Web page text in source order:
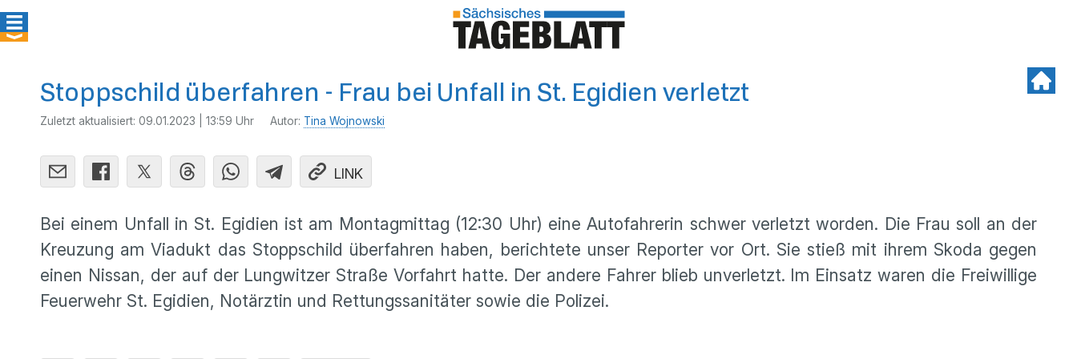
Stoppschild überfahren - Frau bei Unfall in St. Egidien verletzt
Zuletzt aktualisiert: 09.01.2023 | 13:59 Uhr Autor: Tina Wojnowski
LINK
Bei einem Unfall in St. Egidien ist am Montagmittag (12:30 Uhr) eine Autofahrerin schwer verletzt worden. Die Frau soll an der
Kreuzung am Viadukt das Stoppschild überfahren haben, berichtete unser Reporter vor Ort. Sie stieß mit ihrem Skoda gegen
einen Nissan, der auf der Lungwitzer Straße Vorfahrt hatte. Der andere Fahrer blieb unverletzt. Im Einsatz waren die Freiwillige
Feuerwehr St. Egidien, Notärztin und Rettungssanitäter sowie die Polizei.